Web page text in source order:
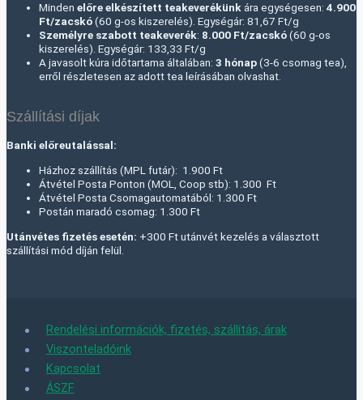
Minden előre elkészített teakeverékünk ára egységesen: 4.900
Ft/zacskó(60 g-os kiszerelés). Egységár: 81,67 Ft/g
Személyre szabott teakeverék: 8.000 Ft/zacskó(60 g-os
kiszerelés). Egységár: 133,33 Ft/g
A javasolt kúra időtartama általában: 3 hónap(3-6 csomag tea),
erről részletesen az adott tea leírásában olvashat.
Szállítási díjak
Banki előreutalással:
Házhoz szállítás (MPL futár): 1.900 Ft
Átvétel Posta Ponton (MOL, Coop stb): 1.300 Ft
Átvétel Posta Csomagautomatából: 1.300 Ft
Postán maradó csomag: 1.300 Ft
Utánvétes fizetés esetén: +300 Ft utánvét kezelés a választott
szállítási mód díján felül.
Rendelési információk, fizetés, szállítás, árak
Viszonteladóink
Kapcsolat
ÁSZF